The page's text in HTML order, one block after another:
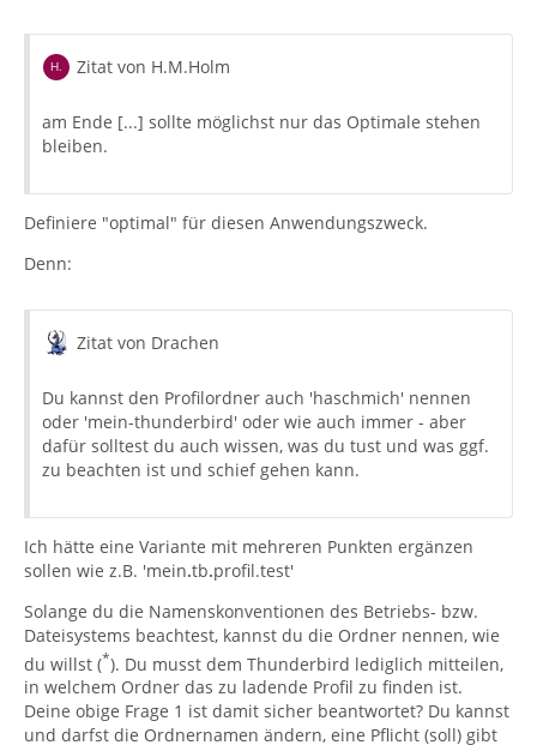
Zitat von H.M.Holm
am Ende [...] sollte möglichst nur das Optimale stehen
bleiben.
Definiere "optimal" für diesen Anwendungszweck.
Denn:
Zitat von Drachen
Du kannst den Profilordner auch 'haschmich' nennen
oder 'mein-thunderbird' oder wie auch immer - aber
dafür solltest du auch wissen, was du tust und was ggf.
zu beachten ist und schief gehen kann.
Ich hätte eine Variante mit mehreren Punkten ergänzen
sollen wie z.B. 'mein.tb.profil.test'
Solange du die Namenskonventionen des Betriebs- bzw.
Dateisystems beachtest, kannst du die Ordner nennen, wie
du willst (*). Du musst dem Thunderbird lediglich mitteilen,
in welchem Ordner das zu ladende Profil zu finden ist.
Deine obige Frage 1 ist damit sicher beantwortet? Du kannst
und darfst die Ordnernamen ändern, eine Pflicht (soll) gibt